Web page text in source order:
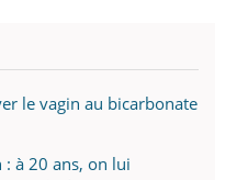
le vagin au bicarbonate
à 20 ans, on lui